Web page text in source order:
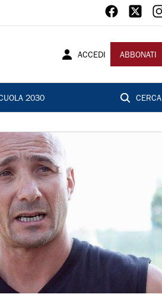
ACCEDI ABBONATI
2030 CERCA